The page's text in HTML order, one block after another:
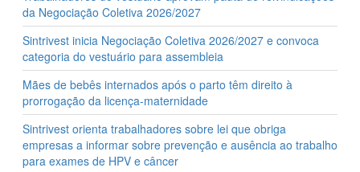
k
da Negociação Coletiva 2026/2027
Sintrivest inicia Negociação Coletiva 2026/2027 e convoca
categoria do vestuário para assembleia
Mães de bebês internados após o parto têm direito à
prorrogação da licença-maternidade
Sintrivest orienta trabalhadores sobre lei que obriga
empresas a informar sobre prevenção e ausência ao trabalho
para exames de HPV e câncer